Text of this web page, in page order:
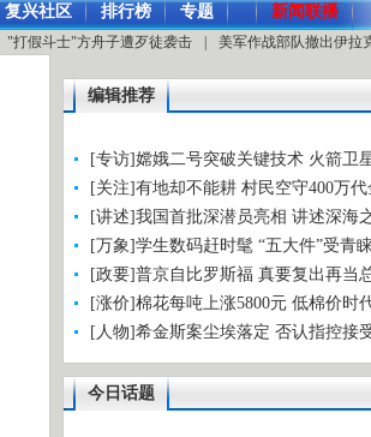
"打假斗士"方舟子遭歹徒袭击 | 美军作战部队撤出伊拉
复兴社区 排行榜 专题 新闻联播
编辑推荐
[专访]嫦娥二号突破关键技术 火箭卫
[关注]有地却不能耕 村民空守400万代
[讲述]我国首批深潜员亮相 讲述深海
[万象]学生数码赶时髦 “五大件”受青
[政要]普京自比罗斯福 真要复出再当
[涨价]棉花每吨上涨5800元 低棉价时
[人物]希金斯案尘埃落定 否认指控接
今日话题